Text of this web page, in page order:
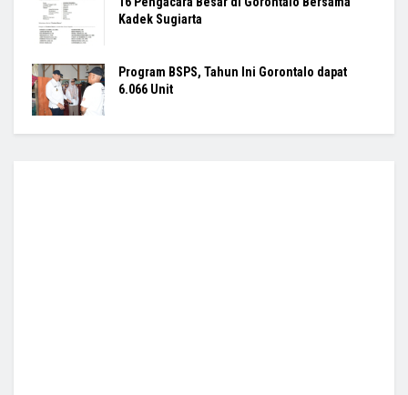
Kadek Sugiarta
Program BSPS, Tahun Ini Gorontalo dapat
6.066 Unit